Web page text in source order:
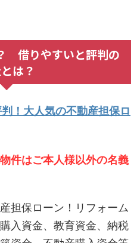
借りやすいと評判の
は？
！大人気の不動産担保ロ
件はご本人様以外の名義
担保ローン！リフォーム
入資金、教育資金、納税